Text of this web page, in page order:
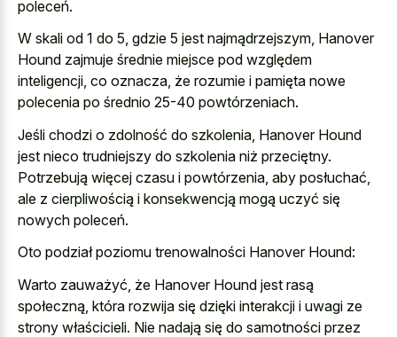
poleceń.
W skali od 1 do 5, gdzie 5 jest najmądrzejszym, Hanover
Hound zajmuje średnie miejsce pod względem
inteligencji, co oznacza, że rozumie i pamięta nowe
polecenia po średnio 25-40 powtórzeniach.
Jeśli chodzi o zdolność do szkolenia, Hanover Hound
jest nieco trudniejszy do szkolenia niż przeciętny.
Potrzebują więcej czasu i powtórzenia, aby posłuchać,
ale z cierpliwością i konsekwencją mogą uczyć się
nowych poleceń.
Oto podział poziomu trenowalności Hanover Hound:
Warto zauważyć, że Hanover Hound jest rasą
społeczną, która rozwija się dzięki interakcji i uwagi ze
strony właścicieli. Nie nadają się do samotności przez